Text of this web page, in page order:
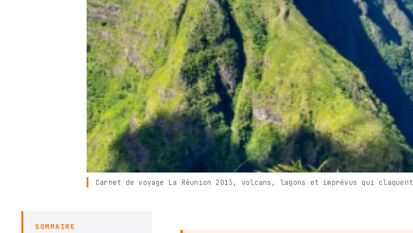
Carnet de voyage La Réunion 2013, volcans, lagons et imprévus qui claquent
SOMMAIRE